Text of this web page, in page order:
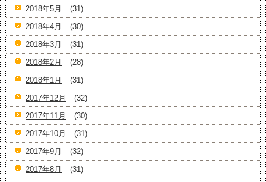
2018年5月
(31)
2018年4月
(30)
2018年3月
(31)
2018年2月
(28)
2018年1月
(31)
2017年12月
(32)
2017年11月
(30)
2017年10月
(31)
2017年9月
(32)
2017年8月
(31)